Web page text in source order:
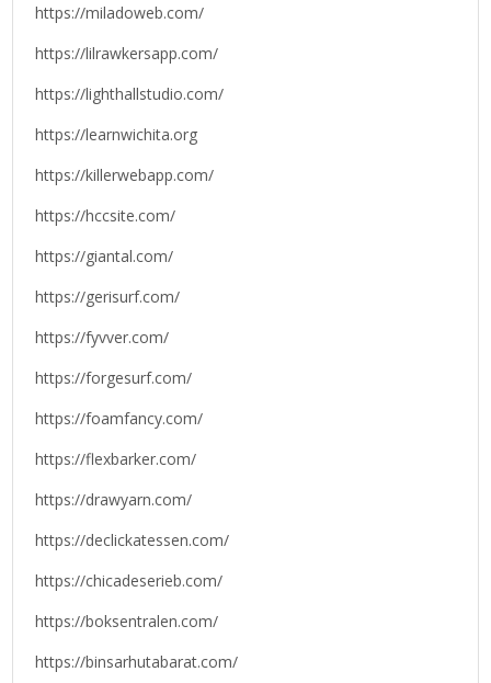
https://miladoweb.com/
https://lilrawkersapp.com/
https://lighthallstudio.com/
https://learnwichita.org
https://killerwebapp.com/
https://hccsite.com/
https://giantal.com/
https://gerisurf.com/
https://fyvver.com/
https://forgesurf.com/
https://foamfancy.com/
https://flexbarker.com/
https://drawyarn.com/
https://declickatessen.com/
https://chicadeserieb.com/
https://boksentralen.com/
https://binsarhutabarat.com/